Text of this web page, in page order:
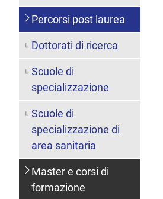
Percorsi post laurea
Dottorati di ricerca
Scuole di
specializzazione
Scuole di
specializzazione di
area sanitaria
Master e corsi di
formazione